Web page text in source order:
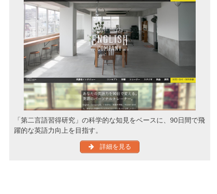
「第二言語習得研究」の科学的な知見をベースに、90日間で飛
躍的な英語力向上を目指す。
詳細を見る